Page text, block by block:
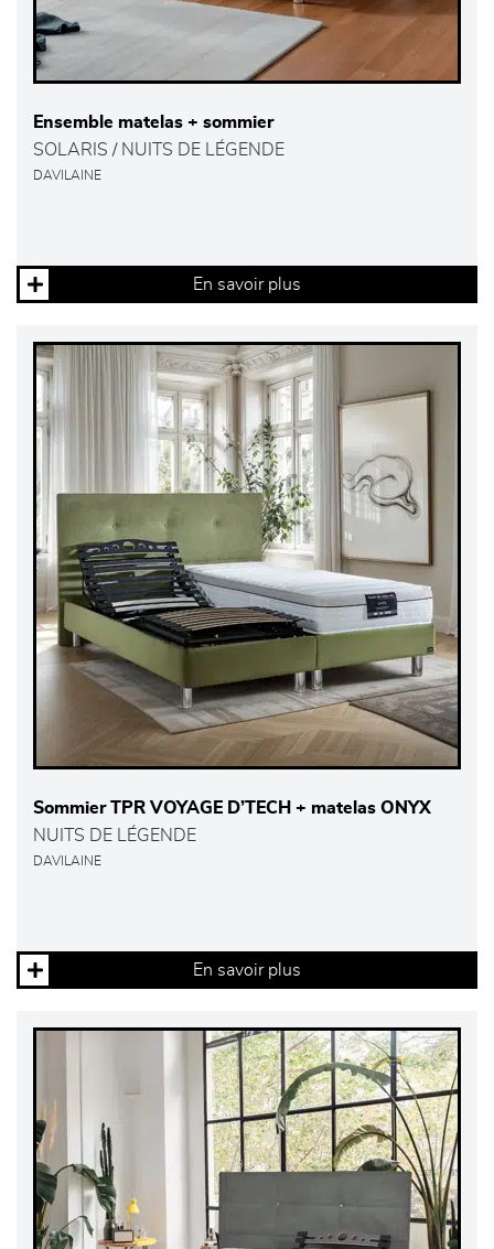
Ensemble matelas + sommier
SOLARIS / NUITS DE LÉGENDE
DAVILAINE
En savoir plus
Sommier TPR VOYAGE D’TECH + matelas ONYX
NUITS DE LÉGENDE
DAVILAINE
En savoir plus